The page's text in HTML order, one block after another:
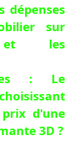
dépenses
sur
et les
: Le
d'une
3D ?